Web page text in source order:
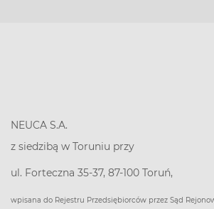
NEUCA S.A.
z siedzibą w Toruniu przy
ul. Forteczna 35-37, 87-100 Toruń,
wpisana do Rejestru Przedsiębiorców przez Sąd